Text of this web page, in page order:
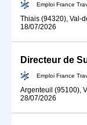
Emploi France
Thiais (94320), Val-
18/07/2026
Emploi France
Argenteuil (95100),
28/07/2026